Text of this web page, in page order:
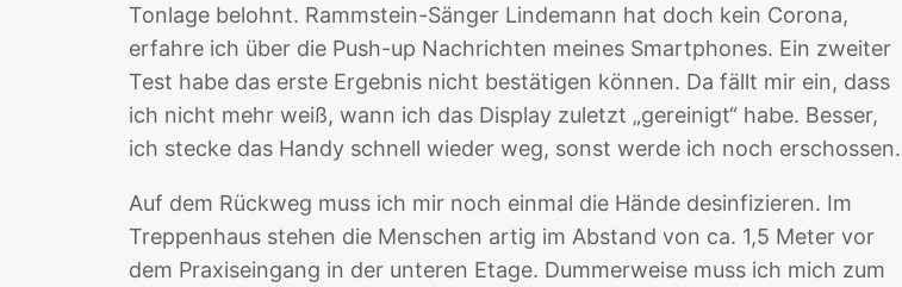
Tonlage belohnt. Rammstein-Sänger Lindemann hat doch kein Corona,
erfahre ich über die Push-up Nachrichten meines Smartphones. Ein zweiter
Test habe das erste Ergebnis nicht bestätigen können. Da fällt mir ein, dass
ich nicht mehr weiß, wann ich das Display zuletzt „gereinigt“ habe. Besser,
ich stecke das Handy schnell wieder weg, sonst werde ich noch erschossen.
Auf dem Rückweg muss ich mir noch einmal die Hände desinfizieren. Im
Treppenhaus stehen die Menschen artig im Abstand von ca. 1,5 Meter vor
dem Praxiseingang in der unteren Etage. Dummerweise muss ich mich zum